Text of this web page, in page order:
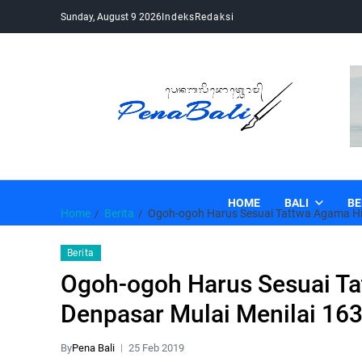
Sunday, August 9 2026IndeksRedaksi
HOME BALI
Home
Berita Ogoh-ogoh Harus Sesuai Tattwa Agama
Berita
Ogoh-ogoh Harus Sesuai
Denpasar Mulai Menilai
ByPena Bali 25 Feb 2019